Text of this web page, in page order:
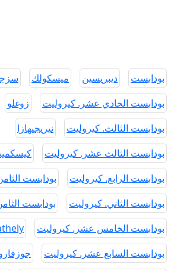
بودابست ديبريسين ميسكولك
بودابست الحادي عشر. كيروليت
زوغلو
بودابست الثالث. كيروليت
نيريجيهازا
بودابست الثالث عشر. كيروليت
بودابست الرابع. كيروليت
بودابست
بودابست الثاني. كيروليت
بودابست
بودابست الخامس عشر. كيروليت
بودابست السابع عشر. كيروليت